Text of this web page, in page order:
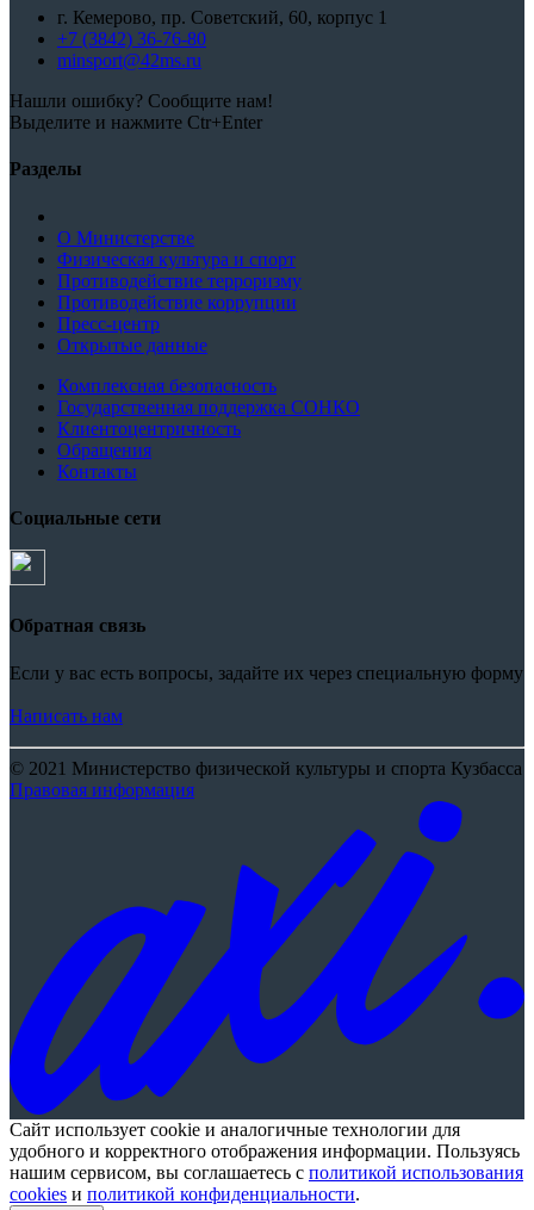
г. Кемерово, пр. Советский, 60, корпус 1
+7 (3842) 36-76-80
minsport@42ms.ru
Нашли ошибку? Сообщите нам!
Выделите и нажмите Ctr+Enter
Разделы
О Министерстве
Физическая культура и спорт
Противодействие терроризму
Противодействие коррупции
Пресс-центр
Открытые данные
Комплексная безопасность
Государственная поддержка СОНКО
Клиентоцентричность
Обращения
Контакты
Социальные сети
Обратная связь
Если у вас есть вопросы, задайте их через специальную форму
Написать нам
© 2021 Министерство физической культуры и спорта Кузбасса
Правовая информация
Сайт использует cookie и аналогичные технологии для
удобного и корректного отображения информации. Пользуясь
нашим сервисом, вы соглашаетесь с политикой использования
cookies и политикой конфиденциальности.